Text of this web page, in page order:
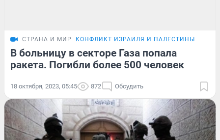
СТРАНА И МИР КОНФЛИКТ ИЗРАИЛЯ И ПАЛЕСТИНЫ
В больницу в секторе Газа попала
ракета. Погибли более 500 человек
18 октября, 2023, 05:45 872 Обсудить